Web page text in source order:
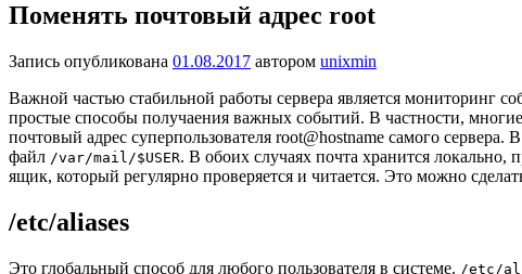
Поменять почтовый адрес root
Запись опубликована 01.08.2017 автором unixmin
Важной частью стабильной работы сервера является мониторинг
простые способы получаения важных событий. В частности,
почтовый адрес суперпользователя root@hostname самого
файл /var/mail/$USER. В обоих случаях почта хранится локально,
ящик, который регулярно проверяется и читается. Это можно
/etc/aliases
Это глобальный способ для любого пользователя в системе. /etc/